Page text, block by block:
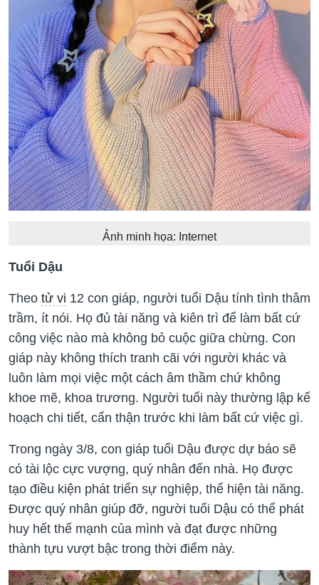
Ảnh minh họa: Internet
Tuổi Dậu
Theo tử vi 12 con giáp, người tuổi Dậu tính tình thâm
trầm, ít nói. Họ đủ tài năng và kiên trì để làm bất cứ
công việc nào mà không bỏ cuộc giữa chừng. Con
giáp này không thích tranh cãi với người khác và
luôn làm mọi việc một cách âm thầm chứ không
khoe mẽ, khoa trương. Người tuổi này thường lập kế
hoạch chi tiết, cẩn thận trước khi làm bất cứ việc gì.
Trong ngày 3/8, con giáp tuổi Dậu được dự báo sẽ
có tài lộc cực vượng, quý nhân đến nhà. Họ được
tạo điều kiện phát triển sự nghiệp, thể hiện tài năng.
Được quý nhân giúp đỡ, người tuổi Dậu có thể phát
huy hết thế mạnh của mình và đạt được những
thành tựu vượt bậc trong thời điểm này.